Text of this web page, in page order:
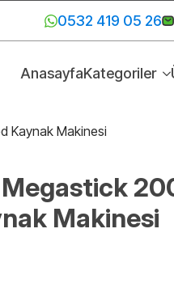
0532 419 05 26
AnasayfaKategoriler
Kaynak Makinesi
Makinesi